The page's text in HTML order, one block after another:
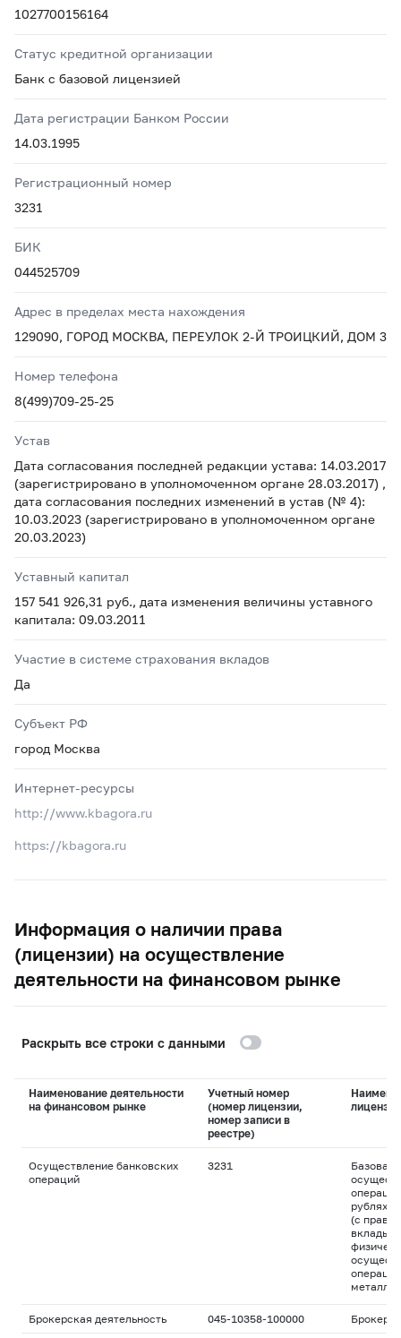
1027700156164
Статус кредитной организации
Банк с базовой лицензией
Дата регистрации Банком России
14.03.1995
Регистрационный номер
3231
БИК
044525709
Адрес в пределах места нахождения
129090, ГОРОД МОСКВА, ПЕРЕУЛОК 2-Й ТРОИЦКИЙ, ДОМ 3
Номер телефона
8(499)709-25-25
Устав
Дата согласования последней редакции устава: 14.03.2017
(зарегистрировано в уполномоченном органе 28.03.2017) ,
дата согласования последних изменений в устав (№ 4):
10.03.2023 (зарегистрировано в уполномоченном органе
20.03.2023)
Уставный капитал
157 541 926,31 руб., дата изменения величины уставного
капитала: 09.03.2011
Участие в системе страхования вкладов
Да
Субъект РФ
город Москва
Интернет-ресурсы
http://www.kbagora.ru
https://kbagora.ru
Информация о наличии права
(лицензии) на осуществление
деятельности на финансовом рынке
Раскрыть все строки с данными
Наименование деятельности
на финансовом рынке
Учетный номер
(номер лицензии,
номер записи в
реестре)
лицензии
Осуществление банковских
операций
3231
Базовая
рублях и
(с
вклады
Брокерская деятельность 045-10358-100000